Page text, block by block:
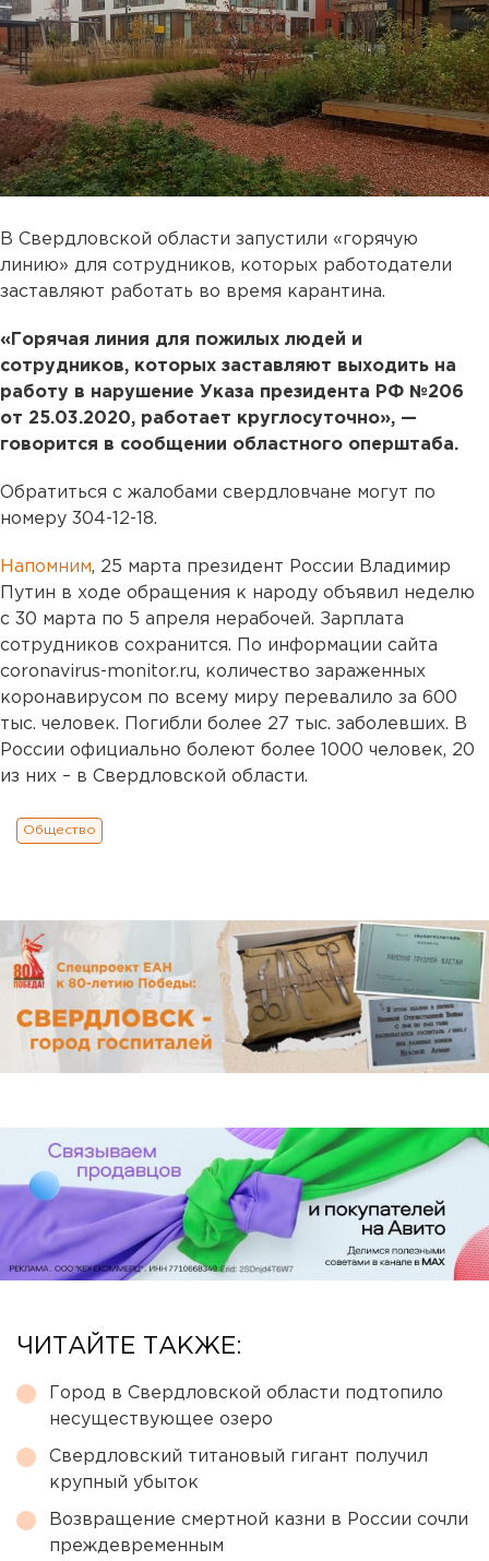
В Свердловской области запустили «горячую
линию» для сотрудников, которых работодатели
заставляют работать во время карантина.
«Горячая линия для пожилых людей и
сотрудников, которых заставляют выходить на
работу в нарушение Указа президента РФ №206
от 25.03.2020, работает круглосуточно», —
говорится в сообщении областного оперштаба.
Обратиться с жалобами свердловчане могут по
номеру 304-12-18.
Напомним, 25 марта президент России Владимир
Путин в ходе обращения к народу объявил неделю
с 30 марта по 5 апреля нерабочей. Зарплата
сотрудников сохранится. По информации сайта
coronavirus-monitor.ru, количество зараженных
коронавирусом по всему миру перевалило за 600
тыс. человек. Погибли более 27 тыс. заболевших. В
России официально болеют более 1000 человек, 20
из них – в Свердловской области.
Общество
ЧИТАЙТЕ ТАКЖЕ:
Город в Свердловской области подтопило
несуществующее озеро
Свердловский титановый гигант получил
крупный убыток
Возвращение смертной казни в России сочли
преждевременным